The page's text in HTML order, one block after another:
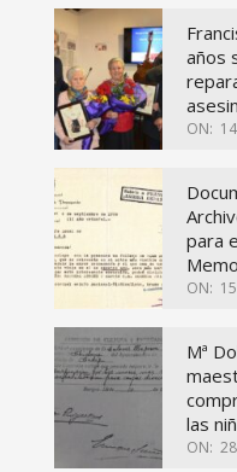
años
ON:
para
ON:
Mª
las
ON: